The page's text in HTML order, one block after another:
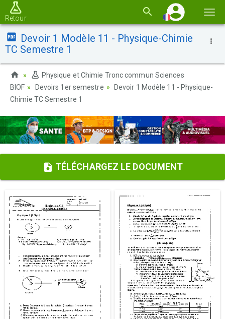
la
Retour
Devoir 1 Modèle 11 - Physique-Chimie
TC Semestre 1
Physique et Chimie Tronc commun Sciences
BIOF
Devoirs 1er semestre
Devoir 1 Modèle 11 - Physique-
Chimie TC Semestre 1
TÉLÉCHARGEZ LE DOCUMENT